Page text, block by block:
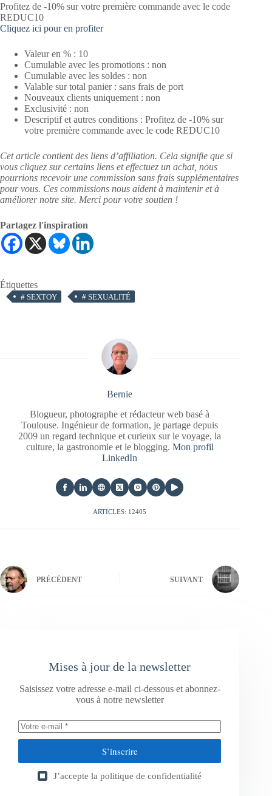
Profitez de -10% sur votre première commande avec le code
REDUC10
Cliquez ici pour en profiter
Valeur en % : 10
Cumulable avec les promotions : non
Cumulable avec les soldes : non
Valable sur total panier : sans frais de port
Nouveaux clients uniquement : non
Exclusivité : non
Descriptif et autres conditions : Profitez de -10% sur
votre première commande avec le code REDUC10
Cet article contient des liens d’affiliation. Cela signifie que si
vous cliquez sur certains liens et effectuez un achat, nous
pourrions recevoir une commission sans frais supplémentaires
pour vous. Ces commissions nous aident à maintenir et à
améliorer notre site. Merci pour votre soutien !
Partagez l'inspiration
Étiquettes
# SEXTOY # SEXUALITÉ
Bernie
Blogueur, photographe et rédacteur web basé à
Toulouse. Ingénieur de formation, je partage depuis
2009 un regard technique et curieux sur le voyage, la
culture, la gastronomie et le blogging. Mon profil
LinkedIn
ARTICLES: 12405
PRÉCÉDENT SUIVANT
Mises à jour de la newsletter
Saisissez votre adresse e-mail ci-dessous et abonnez-
vous à notre newsletter
S’inscrire
J’accepte la politique de confidentialité